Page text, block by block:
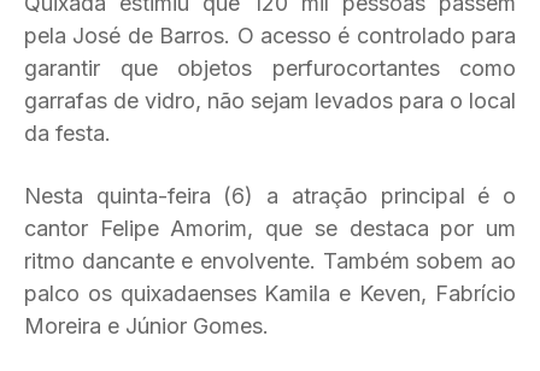
pela José de Barros. O acesso é controlado para
garantir que objetos perfurocortantes como
garrafas de vidro, não sejam levados para o local
da festa.
Nesta quinta-feira (6) a atração principal é o
cantor Felipe Amorim, que se destaca por um
ritmo dancante e envolvente. Também sobem ao
palco os quixadaenses Kamila e Keven, Fabrício
Moreira e Júnior Gomes.